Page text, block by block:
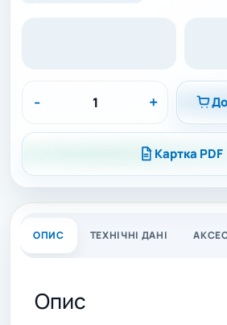
- +
Картка PDF
ОПИС ТЕХНІЧНІ ДАНІ
Опис